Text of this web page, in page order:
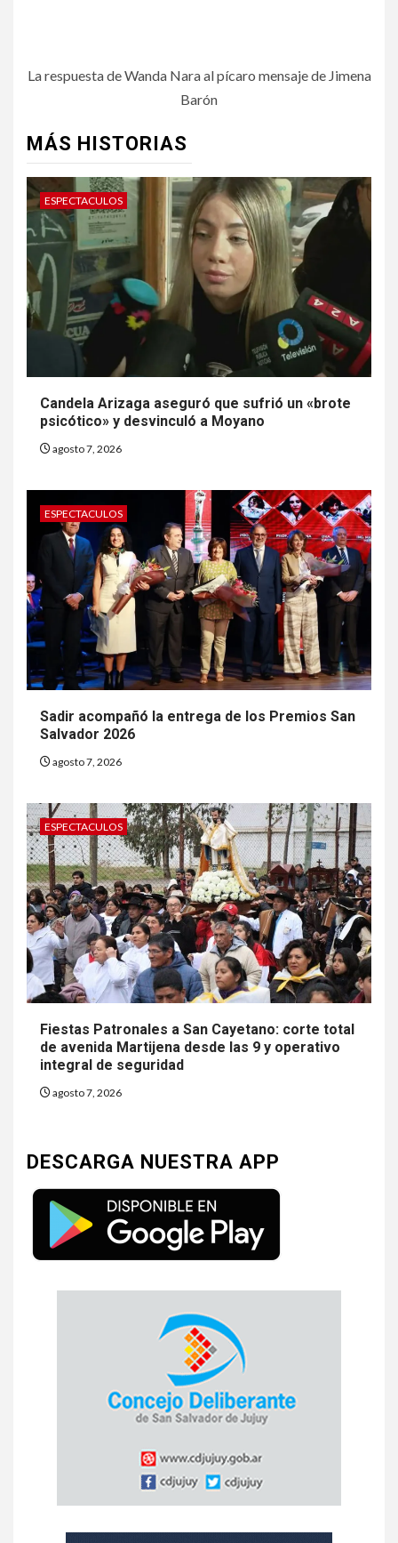
La respuesta de Wanda Nara al pícaro mensaje de Jimena
Barón
MÁS HISTORIAS
ESPECTACULOS
Candela Arizaga aseguró que sufrió un «brote
psicótico» y desvinculó a Moyano
agosto 7, 2026
ESPECTACULOS
Sadir acompañó la entrega de los Premios San
Salvador 2026
agosto 7, 2026
ESPECTACULOS
Fiestas Patronales a San Cayetano: corte total
de avenida Martijena desde las 9 y operativo
integral de seguridad
agosto 7, 2026
DESCARGA NUESTRA APP